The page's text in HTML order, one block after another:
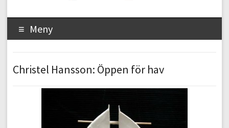
Meny
Christel Hansson: Öppen för hav